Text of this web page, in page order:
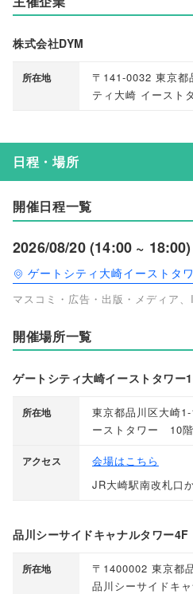
株式会社DYM
所在地
〒141-0032 東京都
ティ大崎 イースト
日程・場所
開催日程一覧
2026/08/20 (14:00 ~ 18:00)
ゲートシティ大崎イーストタ
マスコミ・広告・出版・メディア
開催場所一覧
ゲートシティ大崎イーストタワー
所在地
東京都品川区大崎
ーストタワー 10
アクセス
会場はこちら
JR大崎駅南改札口
品川シーサイドキャナルタワー4F
所在地
〒1400002 東京都
品川シーサイドキ